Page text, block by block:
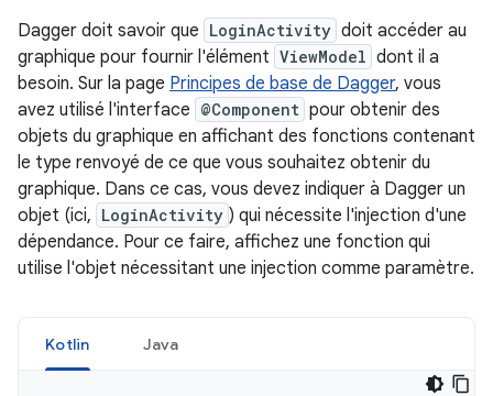
Dagger doit savoir que LoginActivity doit accéder au
graphique pour fournir l'élément ViewModel dont il a
besoin. Sur la page Principes de base de Dagger, vous
avez utilisé l'interface @Component pour obtenir des
objets du graphique en affichant des fonctions contenant
le type renvoyé de ce que vous souhaitez obtenir du
graphique. Dans ce cas, vous devez indiquer à Dagger un
objet (ici, LoginActivity ) qui nécessite l'injection d'une
dépendance. Pour ce faire, affichez une fonction qui
utilise l'objet nécessitant une injection comme paramètre.
Kotlin Java